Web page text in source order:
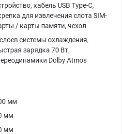
кабель USB Type-C,
для извлечения слота SIM-
/ карты памяти, чехол
системы охлаждения,
зарядка 70 Вт,
Dolby Atmos
мм
мм
мм